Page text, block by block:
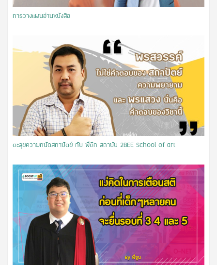
การวางแผนอ่านหนังสือ
ตะลุยความถนัดสถาปัตย์ กับ พี่ตึก สถาบัน 2BEE School of art